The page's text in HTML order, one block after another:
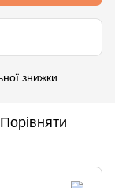
знижки
Порівняти